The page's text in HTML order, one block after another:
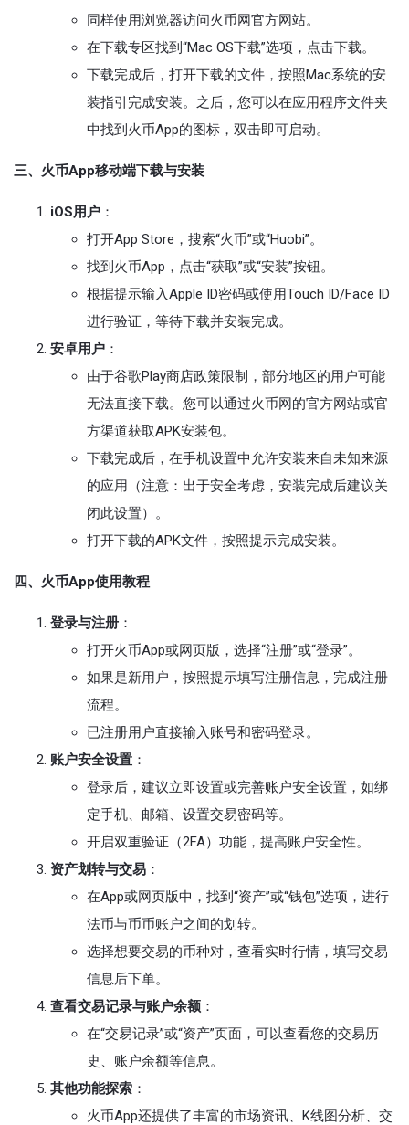
同样使用浏览器访问火币网官方网站。
在下载专区找到“Mac OS下载”选项，点击下载。
下载完成后，打开下载的文件，按照Mac系统的安
装指引完成安装。之后，您可以在应用程序文件夹
中找到火币App的图标，双击即可启动。
三、火币App移动端下载与安装
iOS用户 ：
打开App Store，搜索“火币”或“Huobi”。
找到火币App，点击“获取”或“安装”按钮。
根据提示输入Apple ID密码或使用Touch ID/Face ID
进行验证，等待下载并安装完成。
安卓用户 ：
由于谷歌Play商店政策限制，部分地区的用户可能
无法直接下载。您可以通过火币网的官方网站或官
方渠道获取APK安装包。
下载完成后，在手机设置中允许安装来自未知来源
的应用（注意：出于安全考虑，安装完成后建议关
闭此设置）。
打开下载的APK文件，按照提示完成安装。
四、火币App使用教程
登录与注册 ：
打开火币App或网页版，选择“注册”或“登录”。
如果是新用户，按照提示填写注册信息，完成注册
流程。
已注册用户直接输入账号和密码登录。
账户安全设置 ：
登录后，建议立即设置或完善账户安全设置，如绑
定手机、邮箱、设置交易密码等。
开启双重验证（2FA）功能，提高账户安全性。
资产划转与交易 ：
在App或网页版中，找到“资产”或“钱包”选项，进行
法币与币币账户之间的划转。
选择想要交易的币种对，查看实时行情，填写交易
信息后下单。
查看交易记录与账户余额 ：
在“交易记录”或“资产”页面，可以查看您的交易历
史、账户余额等信息。
其他功能探索 ：
火币App还提供了丰富的市场资讯、K线图分析、交